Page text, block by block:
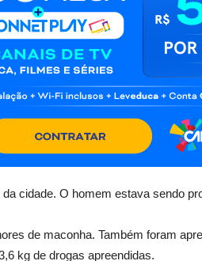
cidade. O homem estava sendo
de maconha. Também foram
kg de drogas apreendidas.